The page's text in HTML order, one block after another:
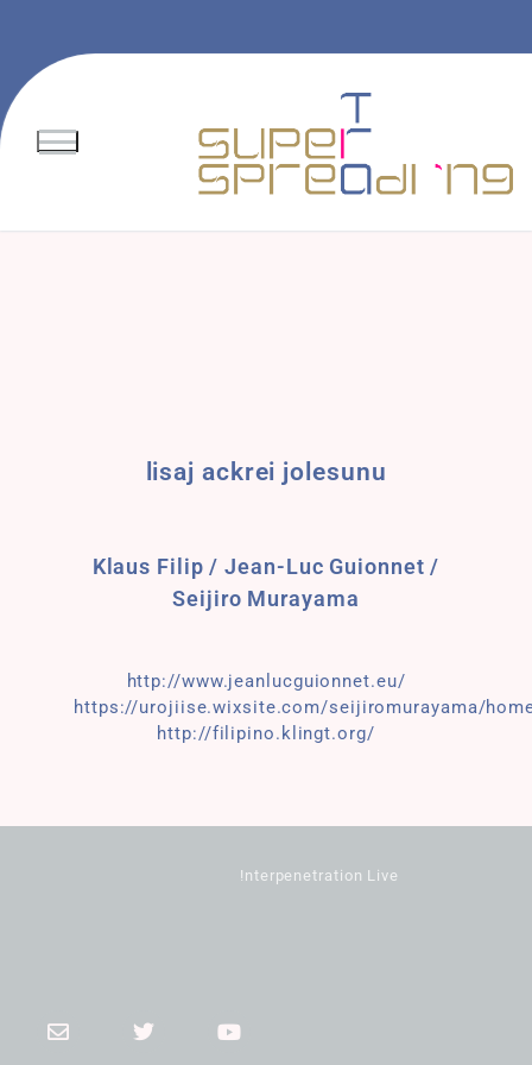
lisaj ackrei jolesunu
Klaus Filip / Jean-Luc Guionnet /
Seijiro Murayama
http://www.jeanlucguionnet.eu/
https://urojiise.wixsite.com/seijiromurayama/
http://filipino.klingt.org/
!nterpenetration Live